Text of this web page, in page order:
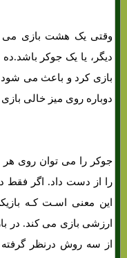
دیگر، یا یک جوکر
دوباره روی میز خالی
جوکر را می توان روی هر
را از دست داد. اگر فقط
این معنی اسـت کـه
ارزشی بازی می کند. در